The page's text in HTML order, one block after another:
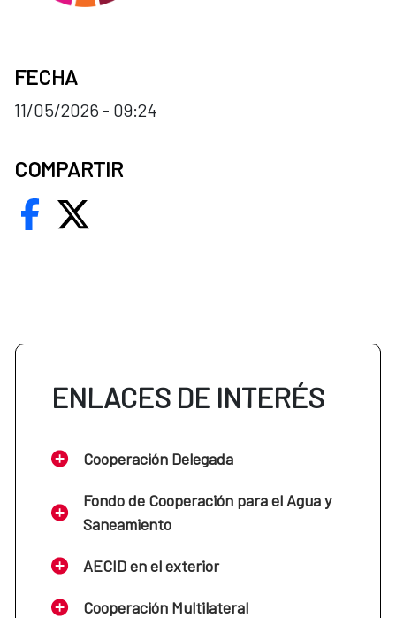
FECHA
11/05/2026 - 09:24
COMPARTIR
ENLACES DE INTERÉS
Cooperación Delegada
Fondo de Cooperación para el Agua y
Saneamiento
AECID en el exterior
Cooperación Multilateral